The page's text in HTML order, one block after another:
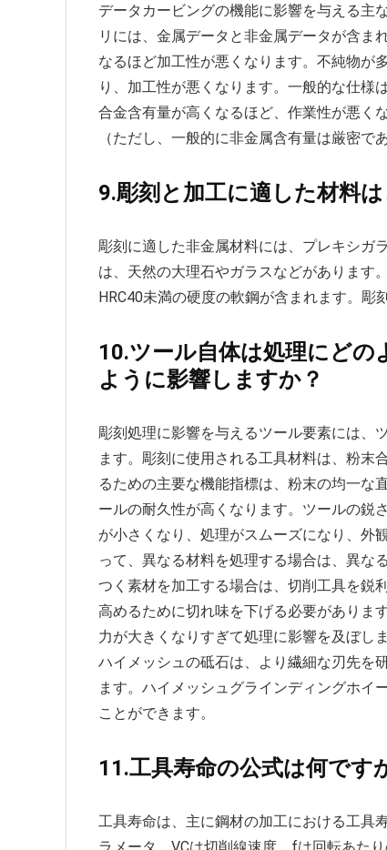
データカービングの機能に影響を与える主
リには、金属データと非金属データが含ま
なるほど加工性が悪くなります。不純物が
り、加工性が悪くなります。一般的な仕様
合金含有量が高くなるほど、作業性が悪く
（ただし、一般的に非金属含有量は厳密で
9.彫刻と加工に適した材料
彫刻に適した非金属材料には、プレキシガ
は、天然の大理石やガラスなどがあります
HRC40未満の硬度の軟鋼が含まれます。彫
10.ツール自体は処理にど
ように影響しますか？
彫刻処理に影響を与えるツール要素には、
ます。彫刻に使用される工具材料は、粉末
るための主要な機能指標は、粉末の均一な
ールの耐久性が高くなります。ツールの鋭
が小さくなり、処理がスムーズになり、外
って、異なる材料を処理する場合は、異な
つく素材を加工する場合は、切削工具を鋭
高めるために切れ味を下げる必要がありま
力が大きくなりすぎて処理に影響を及ぼし
ハイメッシュの砥石は、より繊細な刃先を
ます。ハイメッシュグラインディングホイ
ことができます。
11.工具寿命の公式は何です
工具寿命は、主に鋼材の加工における工具